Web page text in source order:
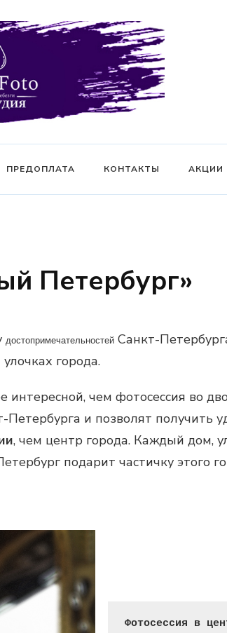
манекен — Сертификат на фотосессию
ПРЕДОПЛАТА КОНТАКТЫ АКЦИИ
Петербург»
достопримечательностей Санкт-
города.
чем фотосессия во
и позволят получить
, чем центр города. Каждый дом,
подарит частичку этого
Фотосессия в